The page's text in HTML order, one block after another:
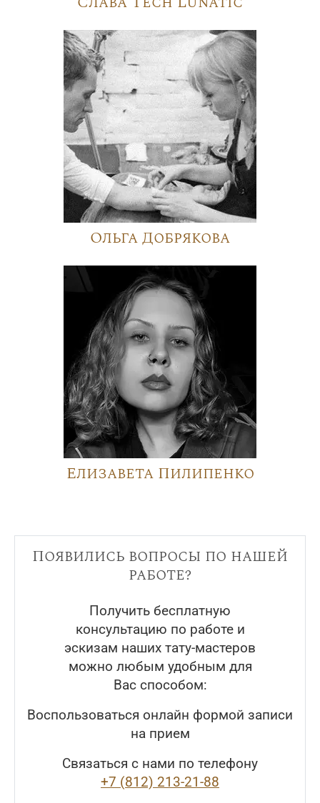
Ольга Добрякова
Елизавета Пилипенко
Появились вопросы по нашей
работе?
Получить бесплатную
консультацию по работе и
эскизам наших тату-мастеров
можно любым удобным для
Вас способом:
Воспользоваться онлайн формой записи
на прием
Связаться с нами по телефону
+7 (812) 213-21-88